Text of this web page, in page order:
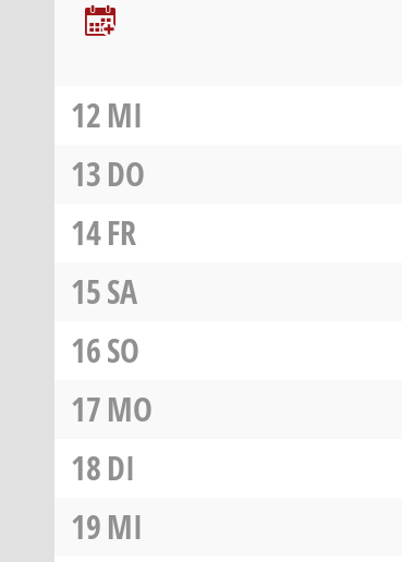
12MI
13DO
14FR
15SA
16SO
17MO
18DI
19MI